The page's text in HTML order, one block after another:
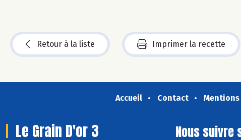
Retour à la liste Imprimer la recette
Accueil Contact
Le Grain D'or 3 Nous suivre